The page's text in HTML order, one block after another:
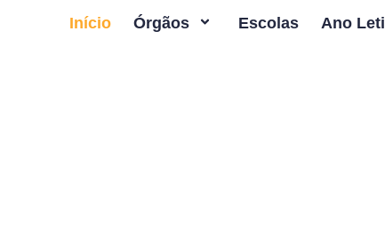
Início Órgãos Escolas Ano